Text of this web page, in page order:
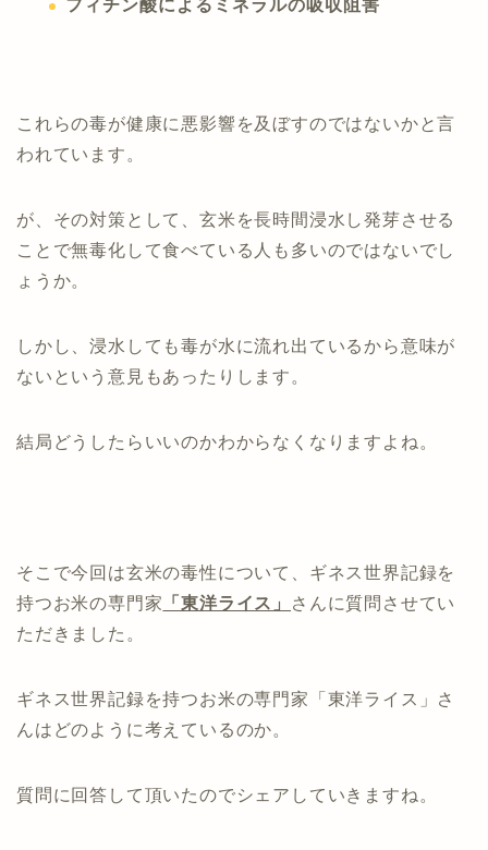
フィチン酸によるミネラルの吸収阻害
これらの毒が健康に悪影響を及ぼすのではないかと言
われています。
が、その対策として、玄米を長時間浸水し発芽させる
ことで無毒化して食べている人も多いのではないでし
ょうか。
しかし、浸水しても毒が水に流れ出ているから意味が
ないという意見もあったりします。
結局どうしたらいいのかわからなくなりますよね。
そこで今回は玄米の毒性について、ギネス世界記録を
持つお米の専門家 「東洋ライス」
さんに質問させてい
ただきました。
ギネス世界記録を持つお米の専門家「東洋ライス」さ
んはどのように考えているのか。
質問に回答して頂いたのでシェアしていきますね。